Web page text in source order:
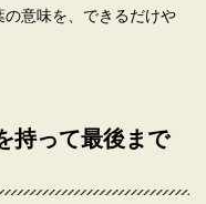
意味を、できるだけや
持って最後まで